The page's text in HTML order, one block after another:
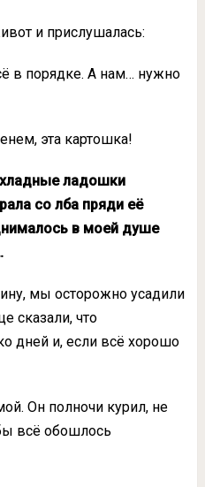
и прислушалась:
в порядке. А нам… нужно
эта картошка!
ладошки
со лба пряди её
в моей душе
мы осторожно усадили
сказали, что
дней и, если всё хорошо
Он полночи курил, не
всё обошлось